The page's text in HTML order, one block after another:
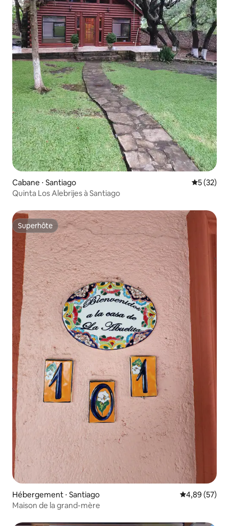
Cabane ⋅ Santiago
5 (32)
Quinta Los Alebrijes à Santiago
Superhôte
Superhôte
Hébergement ⋅ Santiago Évaluation
4,89 (57)
Maison de la grand-mère